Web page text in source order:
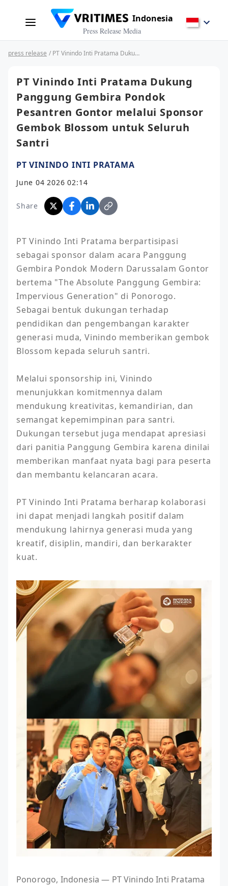
Indonesia
Press Release Media
press release / PT Vinindo Inti Pratama Dukung Panggung Gembira Pondok Pesantren Gontor melalui Sponsor Gembok Blossom untuk Seluruh Santri
PT Vinindo Inti Pratama Dukung
Panggung Gembira Pondok
Pesantren Gontor melalui Sponsor
Gembok Blossom untuk Seluruh
Santri
PT VININDO INTI PRATAMA
June 04 2026 02:14
Share
PT Vinindo Inti Pratama berpartisipasi
sebagai sponsor dalam acara Panggung
Gembira Pondok Modern Darussalam Gontor
bertema "The Absolute Panggung Gembira:
Impervious Generation" di Ponorogo.
Sebagai bentuk dukungan terhadap
pendidikan dan pengembangan karakter
generasi muda, Vinindo memberikan gembok
Blossom kepada seluruh santri.
Melalui sponsorship ini, Vinindo
menunjukkan komitmennya dalam
mendukung kreativitas, kemandirian, dan
semangat kepemimpinan para santri.
Dukungan tersebut juga mendapat apresiasi
dari panitia Panggung Gembira karena dinilai
memberikan manfaat nyata bagi para peserta
dan membantu kelancaran acara.
PT Vinindo Inti Pratama berharap kolaborasi
ini dapat menjadi langkah positif dalam
mendukung lahirnya generasi muda yang
kreatif, disiplin, mandiri, dan berkarakter
kuat.
Ponorogo, Indonesia — PT Vinindo Inti Pratama